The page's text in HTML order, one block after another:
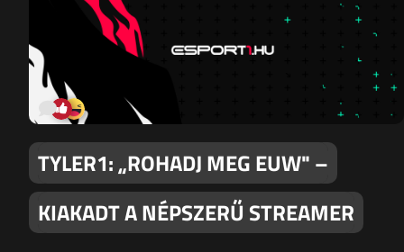
TYLER1: „ROHADJ MEG EUW" –
KIAKADT A NÉPSZERŰ STREAMER